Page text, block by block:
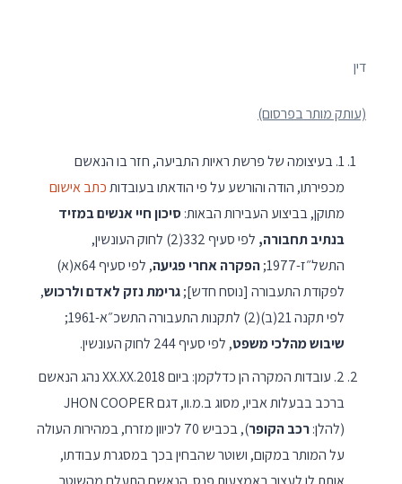
דין
(עותק מותר בפרסום)
1. בעיצומה של פרשת ראיות התביעה, חזר בו הנאשם
מכפירתו, הודה והורשע על פי הודאתו בעובדותכתב אישום
מתוקן, בביצוע העבירות הבאות:סיכון חיי אנשים במזיד
בנתיב תחבורה,
לפי סעיף 332(2) לחוק העונשין,
התשל״ז-1977;
הפקרה אחרי פגיעה
, לפי סעיף 64א(א)
לפקודת התעבורה [נוסח חדש];גרימת נזק לאדם ולרכוש,
לפי תקנה 21(ב)(2) לתקנות התעבורה התשכ״א-1961;
שיבוש מהלכי משפט, לפי סעיף 244 לחוק העונשין.
2. עובדות המקרה הן כדלקמן: ביום 2018.XX.XX נהג הנאשם
ברכב בבעלות אביו, מסוג ב.מ.וו, דגם JHON COOPER
(להלן:רכב הקופר
), בכביש 70 לכיוון מזרח, במהירות העולה
על המותר במקום, ושוטר שהבחין בכך במסגרת עבודתו,